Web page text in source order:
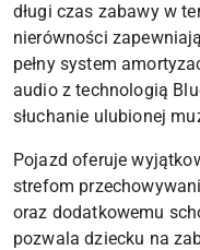
długi czas zabawy w
nierówności
pełny system
audio z technologią
słuchanie ulubionej
Pojazd oferuje
strefom
oraz dodatkowemu
pozwala dziecku na